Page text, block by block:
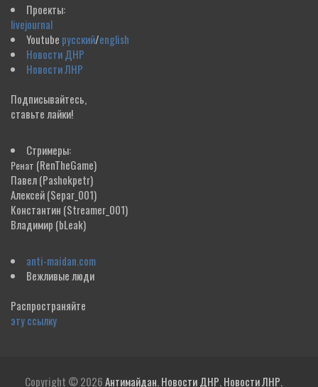
Проекты:
livejournal
Youtube русский/english
Новости ДНР
Новости ЛНР
Подписывайтесь,
ставьте лайки!
Стримеры:
Ренат (RenTheGame)
Павел(Pashokpetr)
Алексей(Separ_001)
Константин (Streamer_001)
Владимир (bLeak)
anti-maidan.com
Вежливые люди
Распространяйте
эту ссылку
Copyright © 2026Антимайдан. Новости ДНР. Новости ЛНР.